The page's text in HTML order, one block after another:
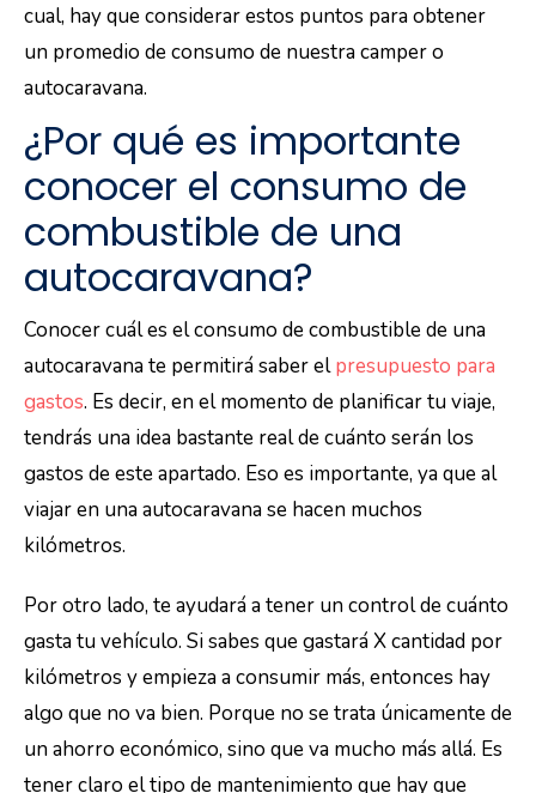
cual, hay que considerar estos puntos para obtener
un promedio de consumo de nuestra camper o
autocaravana.
¿Por qué es importante
conocer el consumo de
combustible de una
autocaravana?
Conocer cuál es el consumo de combustible de una
autocaravana te permitirá saber elpresupuesto para
gastos. Es decir, en el momento de planificar tu viaje,
tendrás una idea bastante real de cuánto serán los
gastos de este apartado. Eso es importante, ya que al
viajar en una autocaravana se hacen muchos
kilómetros.
Por otro lado, te ayudará a tener un control de cuánto
gasta tu vehículo. Si sabes que gastará X cantidad por
kilómetros y empieza a consumir más, entonces hay
algo que no va bien. Porque no se trata únicamente de
un ahorro económico, sino que va mucho más allá. Es
tener claro el tipo de mantenimiento que hay que